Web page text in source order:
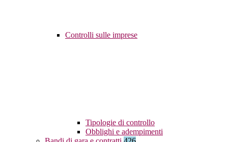
Controlli sulle imprese
Tipologie di controllo
Obblighi e adempimenti